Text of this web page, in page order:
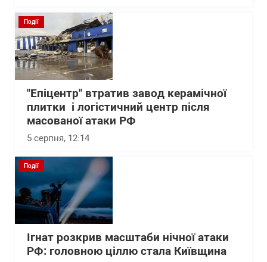
Події
"Епіцентр" втратив завод керамічної
плитки і логістичний центр після
масованої атаки РФ
5 серпня, 12:14
Події
Ігнат розкрив масштаби нічної атаки
РФ: головною ціллю стала Київщина